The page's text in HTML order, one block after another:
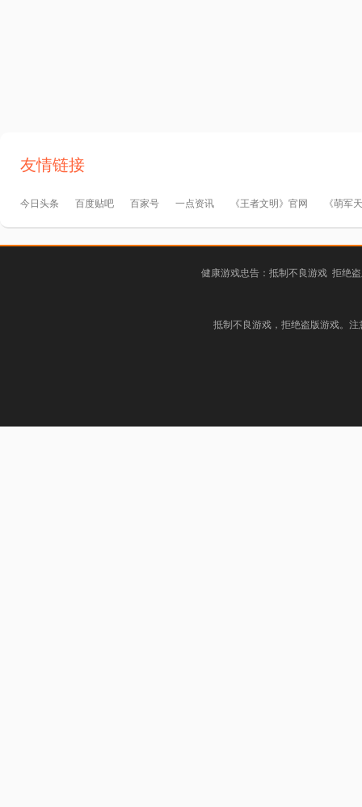
友情链接
今日头条 百度贴吧 百家号 一点资讯 《王者文明》官网 《萌军
健康游戏忠告：抵制不良游戏 拒绝
抵制不良游戏，拒绝盗版游戏。